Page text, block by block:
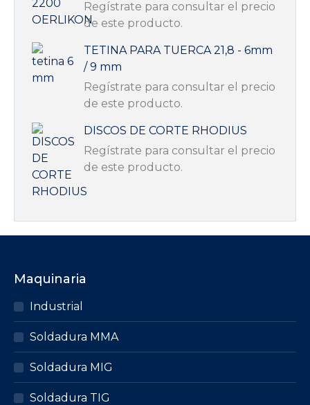
Regístrate para consultar el precio
de este producto.
TETINA PARA TUERCA 21,8 - 6mm
/ 9 mm
Regístrate para consultar el precio
de este producto.
DISCOS DE CORTE RHODIUS
Regístrate para consultar el precio
de este producto.
Maquinaria
Industrial
Soldadura MMA
Soldadura MIG
Soldadura TIG